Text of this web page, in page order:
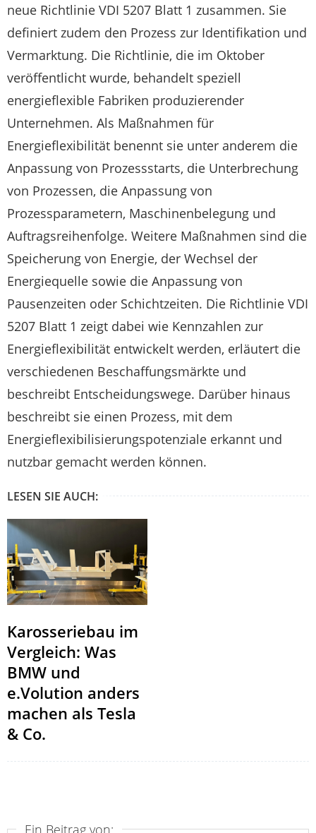
neue Richtlinie VDI 5207 Blatt 1 zusammen. Sie
definiert zudem den Prozess zur Identifikation und
Vermarktung. Die Richtlinie, die im Oktober
veröffentlicht wurde, behandelt speziell
energieflexible Fabriken produzierender
Unternehmen. Als Maßnahmen für
Energieflexibilität benennt sie unter anderem die
Anpassung von Prozessstarts, die Unterbrechung
von Prozessen, die Anpassung von
Prozessparametern, Maschinenbelegung und
Auftragsreihenfolge. Weitere Maßnahmen sind die
Speicherung von Energie, der Wechsel der
Energiequelle sowie die Anpassung von
Pausenzeiten oder Schichtzeiten. Die Richtlinie VDI
5207 Blatt 1 zeigt dabei wie Kennzahlen zur
Energieflexibilität entwickelt werden, erläutert die
verschiedenen Beschaffungsmärkte und
beschreibt Entscheidungswege. Darüber hinaus
beschreibt sie einen Prozess, mit dem
Energieflexibilisierungspotenziale erkannt und
nutzbar gemacht werden können.
LESEN SIE AUCH:
Karosseriebau im
Vergleich: Was
BMW und
e.Volution anders
machen als Tesla
& Co.
Ein Beitrag von: